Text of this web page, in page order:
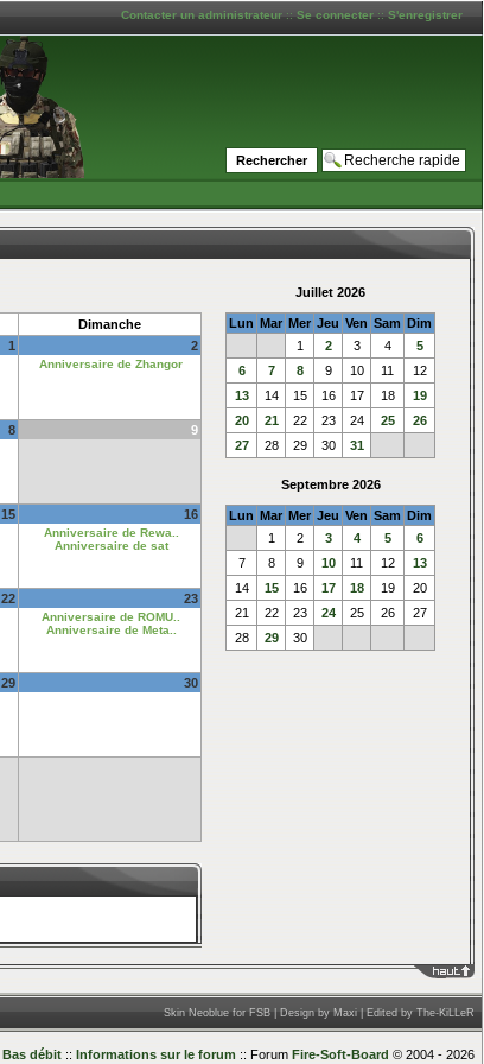
Contacter un administrateur::Se connecter::S'enregistrer
Dimanche
1
2
Anniversaire de Zhangor
8 9
15 16
Anniversaire de Rewa..
Anniversaire de sat
22 23
Anniversaire de ROMU..
Anniversaire de Meta..
29 30
Juillet 2026
Lun Mar Mer Jeu Ven Sam Dim
1
2 3 4
5
6
7 8 9 10 11
12
13
14 15 16 17 18
19
20
21 22 23 24 25
26
27
28 29 30 31
Septembre 2026
Lun Mar Mer Jeu Ven Sam Dim
1
2 3 4 5
6
7
8 9 10 11 12
13
14
15 16 17 18 19
20
21
22 23 24 25 26
27
28
29 30
____
Skin Neoblue for FSB | Design by Maxi | Edited by The-KiLLeR
Bas débit :: Informations sur le forum :: Forum Fire-Soft-Board © 2004 - 2026